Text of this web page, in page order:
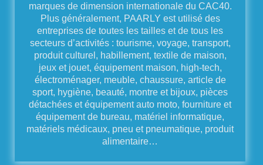
marques de dimension internationale du CAC40.
Plus généralement, PAARLY est utilisé des
entreprises de toutes les tailles et de tous les
secteurs d’activités : tourisme, voyage, transport,
produit culturel, habillement, textile de maison,
jeux et jouet, équipement maison, high-tech,
électroménager, meuble, chaussure, article de
sport, hygiène, beauté, montre et bijoux, pièces
détachées et équipement auto moto, fourniture et
équipement de bureau, matériel informatique,
matériels médicaux, pneu et pneumatique, produit
alimentaire…